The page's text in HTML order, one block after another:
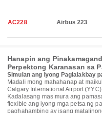
AC228 Airbus 223
Hanapin ang
Perpektong Karanasan sa
Simulan ang Iyong Paglalakbay
Madali mong mahahanap at
Calgary International Airport
Kadalasang mas mura ang
flexible ang iyong mga petsa ng
paghahambing ay isang